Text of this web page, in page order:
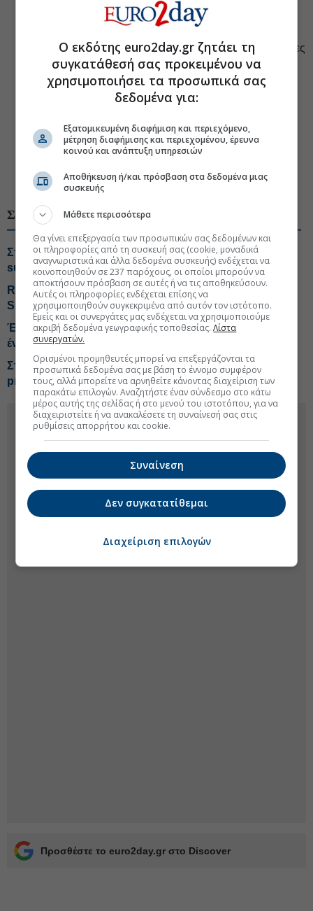
Εμπιστευτείτε το ένστικτό σας. Εάν κάτι φαίνεται
περίεργο, σταματήστε και διερευνήστε το
Χρησιμοποιήστε ασφαλή μέσα. Να επιλέγετε αξιόπιστες
ιστοσελίδες και πλατφόρμες για συναλλαγές
Αναφέρετε τυχόν ύποπτη δραστηριότητα. Εάν κάτι
φαίνεται ύποπτο, ενημερώστε τη Revolut — είμαστε
εφαρμογή
#Κυβερνοασφάλεια #Διαδικτυακή απάτη #Revolut
ΣΧΕΤΙΚΑ ΘΕΜΑΤΑ
Στα δικαστήρια ο ιδρυτής της Revolut για το «χρυσό»
superyacht των €350 εκατ.
Revolut: Νέος εκτελεστικός διευθυντής του ομίλου ο
Sid Jajodia
Έχασε 100.000 ευρώ σε διαδικτυακή απάτη με μετοχές
ένας 55χρονος στην Κρήτη
Στόχος κυβερνοεπιθέσεων μεγάλα hedge funds και
private equities
Προσθέστε το euro2day.gr στο Discover
Ο εκδότης euro2day.gr ζητάει τη
συγκατάθεσή σας προκειμένου να
χρησιμοποιήσει τα προσωπικά σας
δεδομένα για:
Εξατομικευμένη διαφήμιση και περιεχόμενο,
μέτρηση διαφήμισης και περιεχομένου, έρευνα
κοινού και ανάπτυξη υπηρεσιών
Αποθήκευση ή/και πρόσβαση στα δεδομένα μιας
συσκευής
Μάθετε περισσότερα
Θα γίνει επεξεργασία των προσωπικών σας δεδομένων και
οι πληροφορίες από τη συσκευή σας (cookie, μοναδικά
αναγνωριστικά και άλλα δεδομένα συσκευής) ενδέχεται να
κοινοποιηθούν σε 237 παρόχους, οι οποίοι μπορούν να
αποκτήσουν πρόσβαση σε αυτές ή να τις αποθηκεύσουν.
Αυτές οι πληροφορίες ενδέχεται επίσης να
χρησιμοποιηθούν συγκεκριμένα από αυτόν τον ιστότοπο.
Εμείς και οι συνεργάτες μας ενδέχεται να χρησιμοποιούμε
ακριβή δεδομένα γεωγραφικής τοποθεσίας.Λίστα
συνεργατών.
Ορισμένοι προμηθευτές μπορεί να επεξεργάζονται τα
προσωπικά δεδομένα σας με βάση το έννομο συμφέρον
τους, αλλά μπορείτε να αρνηθείτε κάνοντας διαχείριση των
παρακάτω επιλογών. Αναζητήστε έναν σύνδεσμο στο κάτω
μέρος αυτής της σελίδας ή στο μενού του ιστοτόπου, για να
διαχειριστείτε ή να ανακαλέσετε τη συναίνεσή σας στις
ρυθμίσεις απορρήτου και cookie.
Συναίνεση
Δεν συγκατατίθεμαι
Διαχείριση επιλογών